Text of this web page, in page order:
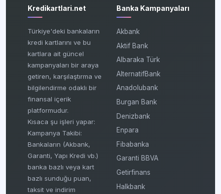
Kredikartlari.net
Türkiye'deki bankaların
kredi kartlarını ve bu
kartlara ait güncel
kampanyaları bir araya
getiren, karşılaştırma ve
bilgilendirme odaklı bir
finansal içerik
platformudur.
Kısaca şu işleri yapar:
Kampanya Takibi:
Bankaların (Akbank,
Garanti, Yapı Kredi vb.)
banka bazlı veya kart
bazlı sunduğu puan,
taksit ve indirim
Banka Kampanyaları
Akbank
Aktif Bank
Albaraka Türk
AlternatifBank
Anadolubank
Burgan Bank
Denizbank
Enpara
Fibabanka
Garanti BBVA
Getirfinans
Halkbank